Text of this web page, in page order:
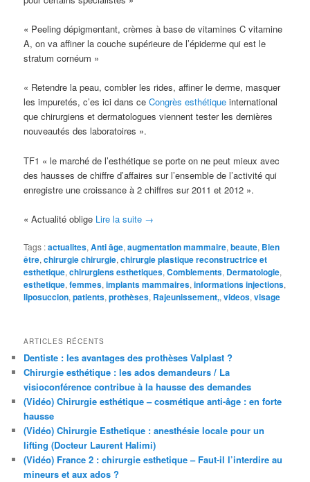
« Peeling dépigmentant, crèmes à base de vitamines C vitamine
A, on va affiner la couche supérieure de l’épiderme qui est le
stratum cornéum »
« Retendre la peau, combler les rides, affiner le derme, masquer
les impuretés, c’es ici dans ceCongrès esthétique international
que chirurgiens et dermatologues viennent tester les dernières
nouveautés des laboratoires ».
TF1 « le marché de l’esthétique se porte on ne peut mieux avec
des hausses de chiffre d’affaires sur l’ensemble de l’activité qui
enregistre une croissance à 2 chiffres sur 2011 et 2012 ».
« Actualité oblige Lire la suite →
Tags :actualites,Anti âge,augmentation mammaire,beaute, Bien
être,chirurgie chirurgie,chirurgie plastique reconstructrice et
esthetique,chirurgiens esthetiques,Comblements, Dermatologie,
esthetique,femmes,implants mammaires,informations injections,
liposuccion,patients,prothèses, Rajeunissement,,videos,visage
ARTICLES RÉCENTS
Dentiste : les avantages des prothèses Valplast ?
Chirurgie esthétique : les ados demandeurs / La
visioconférence contribue à la hausse des demandes
(Vidéo) Chirurgie esthétique – cosmétique anti-âge : en forte
hausse
(Vidéo) Chirurgie Esthetique : anesthésie locale pour un
lifting (Docteur Laurent Halimi)
(Vidéo) France 2 : chirurgie esthetique – Faut-il l’interdire au
mineurs et aux ados ?